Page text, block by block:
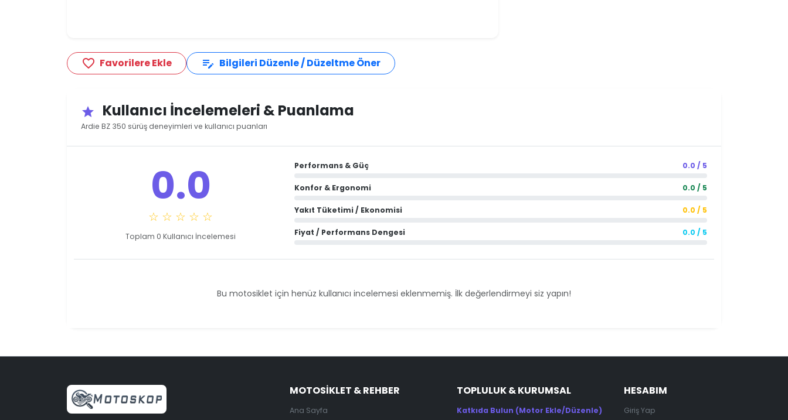
favorite_border Favorilere Ekle edit_note Bilgileri Düzenle / Düzeltme Öner
star Kullanıcı İncelemeleri & Puanlama
Ardie BZ 350 sürüş deneyimleri ve kullanıcı puanları
0.0
☆ ☆ ☆ ☆ ☆
Toplam 0 Kullanıcı İncelemesi
Performans & Güç 0.0 / 5
Konfor & Ergonomi 0.0 / 5
Yakıt Tüketimi / Ekonomisi 0.0 / 5
Fiyat / Performans Dengesi 0.0 / 5
Bu motosiklet için henüz kullanıcı incelemesi eklenmemiş. İlk değerlendirmeyi siz yapın!
MOTOSIKLET & REHBER
Ana Sayfa
TOPLULUK & KURUMSAL
Katkıda Bulun (Motor Ekle/Düzenle)
HESABIM
Giriş Yap